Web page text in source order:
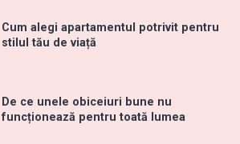
Cum alegi apartamentul potrivit pentru
stilul tău de viață
De ce unele obiceiuri bune nu
funcționează pentru toată lumea